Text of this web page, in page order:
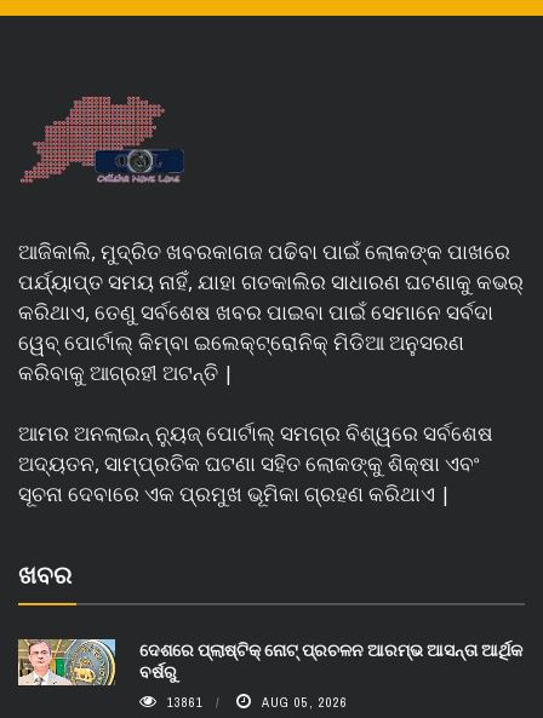
ଆଜିକାଲି, ମୁଦ୍ରିତ ଖବରକାଗଜ ପଢିବା ପାଇଁ ଲୋକଙ୍କ ପାଖରେ
ପର୍ଯ୍ୟାପ୍ତ ସମୟ ନାହିଁ, ଯାହା ଗତକାଲିର ସାଧାରଣ ଘଟଣାକୁ କଭର୍
କରିଥାଏ, ତେଣୁ ସର୍ବଶେଷ ଖବର ପାଇବା ପାଇଁ ସେମାନେ ସର୍ବଦା
ୱେବ୍ ପୋର୍ଟାଲ୍ କିମ୍ବା ଇଲେକ୍ଟ୍ରୋନିକ୍ ମିଡିଆ ଅନୁସରଣ
କରିବାକୁ ଆଗ୍ରହୀ ଅଟନ୍ତି |
ଆମର ଅନଲାଇନ୍ ନ୍ୟୁଜ୍ ପୋର୍ଟାଲ୍ ସମଗ୍ର ବିଶ୍ୱରେ ସର୍ବଶେଷ
ଅଦ୍ୟତନ, ସାମ୍ପ୍ରତିକ ଘଟଣା ସହିତ ଲୋକଙ୍କୁ ଶିକ୍ଷା ଏବଂ
ସୂଚନା ଦେବାରେ ଏକ ପ୍ରମୁଖ ଭୂମିକା ଗ୍ରହଣ କରିଥାଏ |
ଖବର
ଦେଶରେ ପ୍ଲାଷ୍ଟିକ୍ ନୋଟ୍‌ ପ୍ରଚଳନ ଆରମ୍ଭ ଆସନ୍ତା ଆର୍ଥିକ
ବର୍ଷରୁ
13861 AUG 05, 2026